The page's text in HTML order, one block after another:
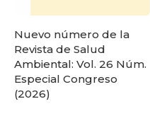
Nuevo número de la
Revista de Salud
Ambiental: Vol. 26 Núm.
Especial Congreso
(2026)